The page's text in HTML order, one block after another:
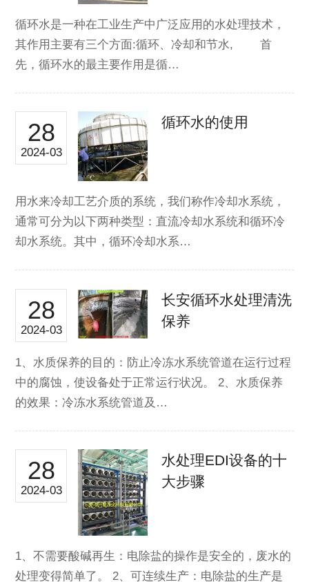
循环水是一种在工业生产中广泛应用的水处理技术，
其作用主要有三个方面:循环、冷却和节水, 首
先，循环水的最主要作用是循…
28
2024-03
循环水的使用
用水来冷却工艺介质的系统，我们称作冷却水系统，
通常可分为以下两种类型：直流冷却水系统和循环冷
却水系统。其中，循环冷却水系…
28
2024-03
长安循环水处理清洗
保养
1、水质保养的目的：防止冷冻水系统管道在运行过程
中的腐蚀，使设备处于正常运行状况。 2、水质保养
的效果：冷冻水系统管道及…
28
2024-03
水处理EDI设备的十
大步骤
1、不需要酸碱再生：电除盐的操作是安全的，废水的
处理变得简单了。 2、可连续生产：电除盐的生产是